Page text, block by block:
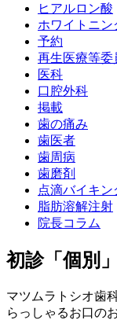
ヒアルロン酸
ホワイトニン
予約
再生医療等委
医科
口腔外科
掲載
歯の痛み
歯医者
歯周病
歯磨剤
点滴バイキン
脂肪溶解注射
院長コラム
初診「個別
マツムラトシオ歯
らっしゃるお口の